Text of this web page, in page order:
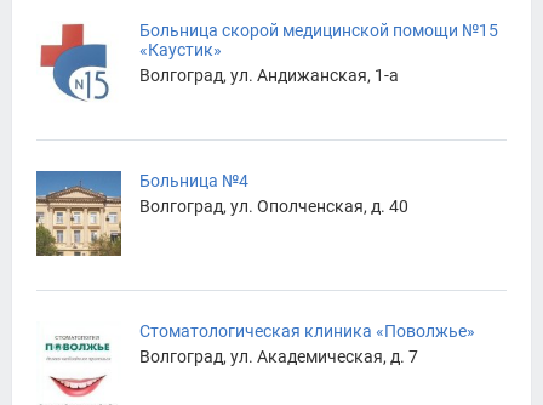
Больница скорой медицинской помощи №15
«Каустик»
Волгоград, ул. Андижанская, 1-а
Больница №4
Волгоград, ул. Ополченская, д. 40
Стоматологическая клиника «Поволжье»
Волгоград, ул. Академическая, д. 7